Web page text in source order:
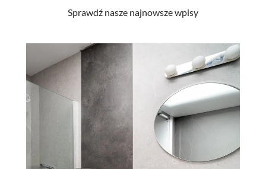
Sprawdź nasze najnowsze wpisy